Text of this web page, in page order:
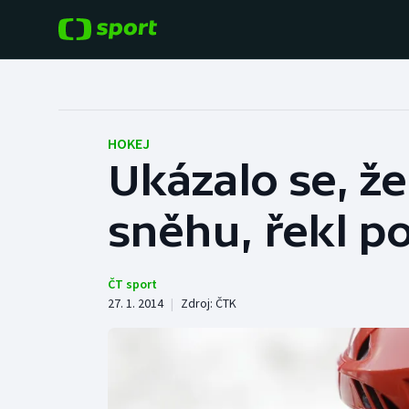
Tenis
Cyklistika
Baseball a softbal
Basketbal
Boby a skeleton
HOKEJ
Ukázalo se,
sněhu, řekl
ČT sport
27. 1. 2014 | Zdroj: ČTK